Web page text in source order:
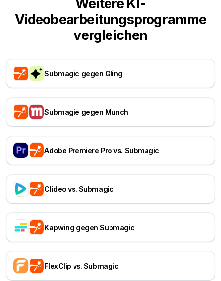
Weitere KI-
Videobearbeitungsprogramme
vergleichen
Submagic gegen Gling
Submagie gegen Munch
Adobe Premiere Pro vs. Submagic
Clideo vs. Submagic
Kapwing gegen Submagic
FlexClip vs. Submagic